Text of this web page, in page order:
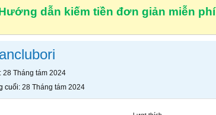
dẫn kiếm tiền đơn giản miễn phí
28 Tháng tám 2024
cuối 28 Tháng tám 2024